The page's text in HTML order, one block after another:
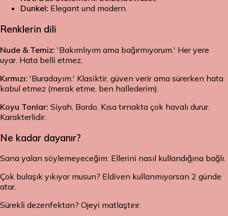
Dunkel: Elegant und modern.
Renklerin dili
Nude & Temiz: 'Bakımlıyım ama bağırmıyorum.' Her yere
uyar. Hata belli etmez.
Kırmızı: 'Buradayım.' Klasiktir, güven verir ama sürerken hata
kabul etmez (merak etme, ben hallederim).
Koyu Tonlar: Siyah, Bordo. Kısa tırnakta çok havalı durur.
Karakterlidir.
Ne kadar dayanır?
Sana yalan söylemeyeceğim: Ellerini nasıl kullandığına bağlı.
Çok bulaşık yıkıyor musun? Eldiven kullanmıyorsan 2 günde
atar.
Sürekli dezenfektan? Ojeyi matlaştırır.